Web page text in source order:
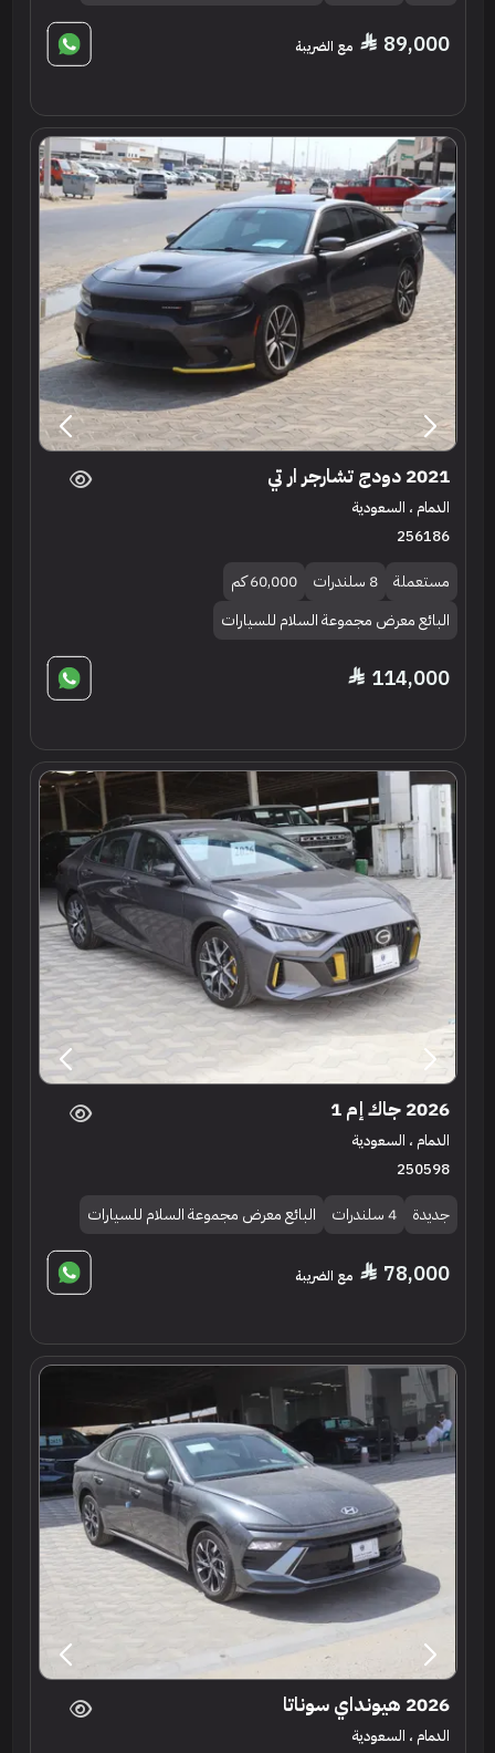
89,000 مع الضريبة
2021 دودج تشارجر ار تي
الدمام ، السعودية
256186
مستعملة 8 سلندرات
60,000 كم
البائع معرض مجموعة السلام للسيارات
114,000
2026 جاك إم 1
الدمام ، السعودية
250598
جديدة 4 سلندرات البائع معرض مجموعة السلام للسيارات
78,000 مع الضريبة
2026 هيونداي سوناتا
الدمام ، السعودية